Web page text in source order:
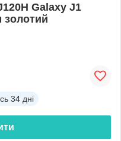
Galaxy J1
золотий
34 дні